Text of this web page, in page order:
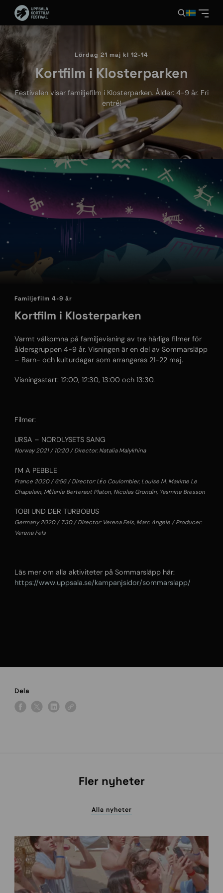
Lördag 21 maj kl 12-14
Kortfilm i Klosterparken
Festivalen visar familjefilm i Klosterparken. Ålder: 4-9 år. Fri
entré!
Familjefilm 4-9 år
Kortfilm i Klosterparken
Varmt välkomna på familjevisning av tre härliga filmer för
åldersgruppen 4-9 år. Visningen är en del av Sommarsläpp
– Barn- och kulturdagar som arrangeras 21-22 maj.
Visningsstart: 12:00, 12:30, 13:00 och 13:30.
Filmer:
URSA – NORDLYSETS SANG
Norway 2021 / 10:20 / Director: Natalia Malykhina
I’M A PEBBLE
France 2020 / 6:56 / Director: Léo Coulombier, Louise M, Maxime Le
Chapelain, Mélanie Berteraut Platon, Nicolas Grondin, Yasmine Bresson
TOBI UND DER TURBOBUS
Germany 2020 / 7:30 / Director: Verena Fels, Marc Angele / Producer:
Verena Fels
Läs mer om alla aktiviteter på Sommarsläpp här:
https://www.uppsala.se/kampanjsidor/sommarslapp/
Dela
Fler nyheter
Alla nyheter